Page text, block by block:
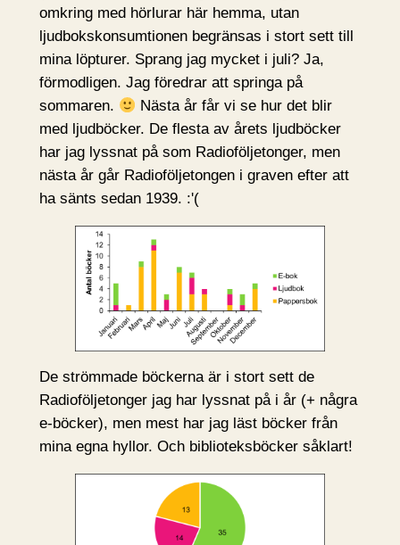
omkring med hörlurar här hemma, utan
ljudbokskonsumtionen begränsas i stort sett till
mina löpturer. Sprang jag mycket i juli? Ja,
förmodligen. Jag föredrar att springa på
sommaren.
Nästa år får vi se hur det blir
med ljudböcker. De flesta av årets ljudböcker
har jag lyssnat på som Radioföljetonger, men
nästa år går Radioföljetongen i graven efter att
ha sänts sedan 1939. :'(
De strömmade böckerna är i stort sett de
Radioföljetonger jag har lyssnat på i år (+ några
e-böcker), men mest har jag läst böcker från
mina egna hyllor. Och biblioteksböcker såklart!